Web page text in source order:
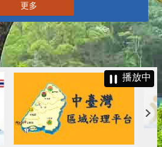
更多
播放中